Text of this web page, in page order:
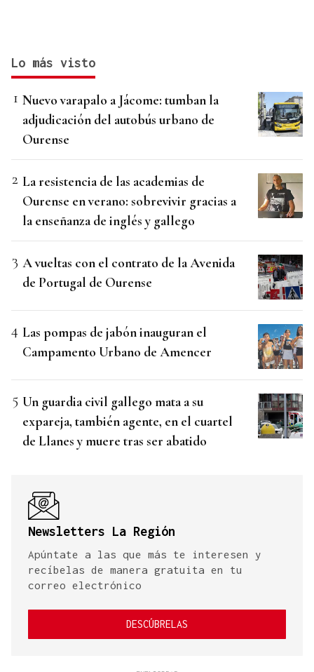
Lo más visto
Nuevo varapalo a Jácome: tumban la
adjudicación del autobús urbano de
Ourense
La resistencia de las academias de
Ourense en verano: sobrevivir gracias a
la enseñanza de inglés y gallego
A vueltas con el contrato de la Avenida
de Portugal de Ourense
Las pompas de jabón inauguran el
Campamento Urbano de Amencer
Un guardia civil gallego mata a su
expareja, también agente, en el cuartel
de Llanes y muere tras ser abatido
Newsletters La Región
Apúntate a las que más te interesen y
recíbelas de manera gratuita en tu
correo electrónico
DESCÚBRELAS